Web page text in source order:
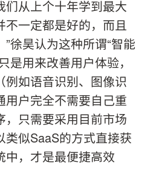
从上个十年学到最大
不一定都是好的，而且
徐昊认为这种所谓“智能
是用来改善用户体验，
如语音识别、图像识
用户完全不需要自己重
，只需要采用目前市场
似SaaS的方式直接获
中，才是最便捷高效